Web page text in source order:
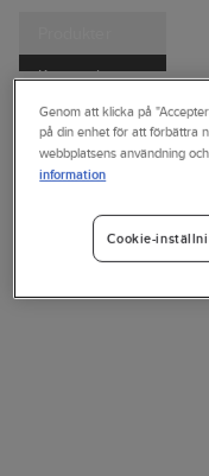
Kampanjer
Tjänster
Kataloger
Ahlsell Produkter
Mobiltillbehör
Kablar &
Genom att klicka på
på din enhet för att förbättra
webbplatsens användning
information
Cookie-